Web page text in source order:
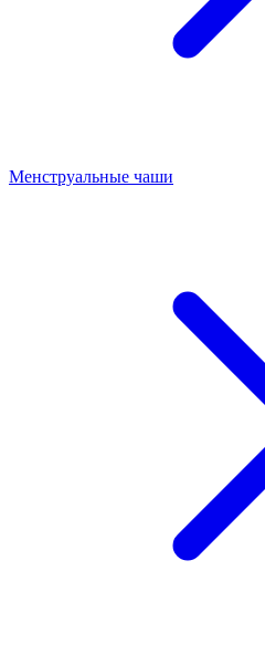
Менструальные чаши